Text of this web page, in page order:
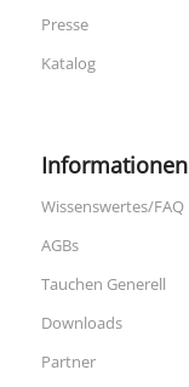
Presse
Katalog
Informationen
Wissenswertes/FAQ
AGBs
Tauchen Generell
Downloads
Partner